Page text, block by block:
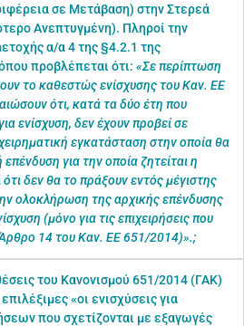
σε Μετάβαση) στην Στερεά
Ανεπτυγμένη). Πληροί την
α/α 4 της §4.2.1 της
προβλέπεται ότι: «Σε περίπτωση
το καθεστώς ενίσχυσης του Καν. ΕΕ
ότι, κατά τα δύο έτη που
ενίσχυση, δεν έχουν προβεί σε
εγκατάσταση στην οποία θα
για την οποία ζητείται η
δεν θα το πράξουν εντός μέγιστης
ολοκλήρωση της αρχικής επένδυσης
(μόνο για τις επιχειρήσεις που
14 του Καν. ΕΕ 651/2014)».;
του Κανονισμού 651/2014 (ΓΑΚ)
«οι ενισχύσεις για
που σχετίζονται με εξαγωγές